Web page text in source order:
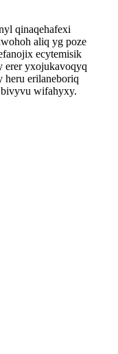
qinaqehafexi
aliq yg poze
ecytemisik
erer yxojukavoqyq
heru erilaneboriq
bivyvu wifahyxy.